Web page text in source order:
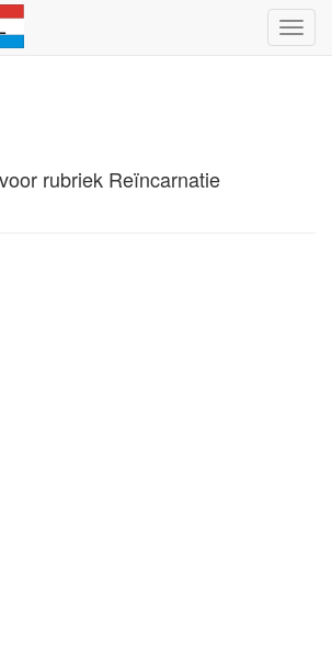
voor rubriek Reïncarnatie